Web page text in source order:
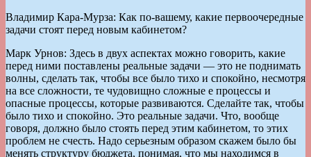
Владимир Кара-Мурза: Как по-вашему, какие первоочередные
задачи стоят перед новым кабинетом?
Марк Урнов: Здесь в двух аспектах можно говорить, какие
перед ними поставлены реальные задачи — это не поднимать
волны, сделать так, чтобы все было тихо и спокойно, несмотря
на все сложности, те чудовищно сложные е процессы и
опасные процессы, которые развиваются. Сделайте так, чтобы
было тихо и спокойно. Это реальные задачи. Что, вообще
говоря, должно было стоять перед этим кабинетом, то этих
проблем не счесть. Надо серьезным образом скажем было бы
менять структуру бюджета, понимая, что мы находимся в